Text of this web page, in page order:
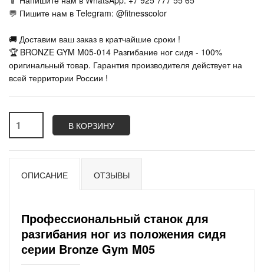
💬 Пишите нам в Telegram: @fitnesscolor
🚚 Доставим ваш заказ в кратчайшие сроки !
🏆 BRONZE GYM M05-014 Разгибание ног сидя - 100%
оригинальный товар. Гарантия производителя действует на
всей территории России !
В КОРЗИНУ
ОПИСАНИЕ ОТЗЫВЫ
Профессиональный станок для
разгибания ног из положения сидя
серии Bronze Gym M05